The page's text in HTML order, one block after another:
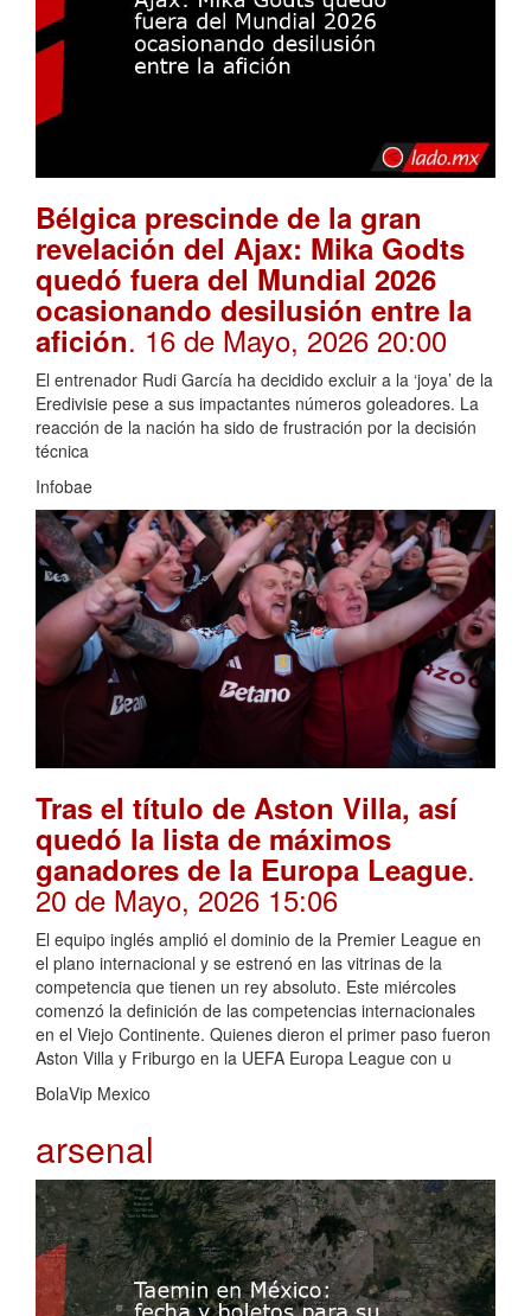
Bélgica prescinde de la gran
revelación del Ajax: Mika Godts
quedó fuera del Mundial 2026
ocasionando desilusión entre la
afición. 16 de Mayo, 2026 20:00
El entrenador Rudi García ha decidido excluir a la ‘joya’ de la
Eredivisie pese a sus impactantes números goleadores. La
reacción de la nación ha sido de frustración por la decisión
técnica
Infobae
Tras el título de Aston Villa, así
quedó la lista de máximos
ganadores de la Europa League.
20 de Mayo, 2026 15:06
El equipo inglés amplió el dominio de la Premier League en
el plano internacional y se estrenó en las vitrinas de la
competencia que tienen un rey absoluto. Este miércoles
comenzó la definición de las competencias internacionales
en el Viejo Continente. Quienes dieron el primer paso fueron
Aston Villa y Friburgo en la UEFA Europa League con u
BolaVip Mexico
arsenal